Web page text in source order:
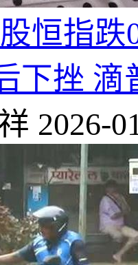
恒指跌
下挫 滴
2026-